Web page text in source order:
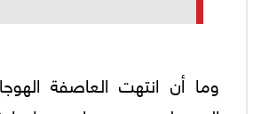
وما أن انتهت العاصفة